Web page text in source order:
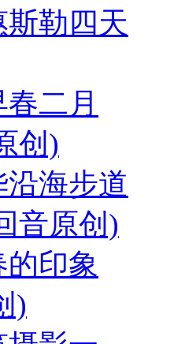
勒四天
二月
创)
海步道
音原创)
印象
)